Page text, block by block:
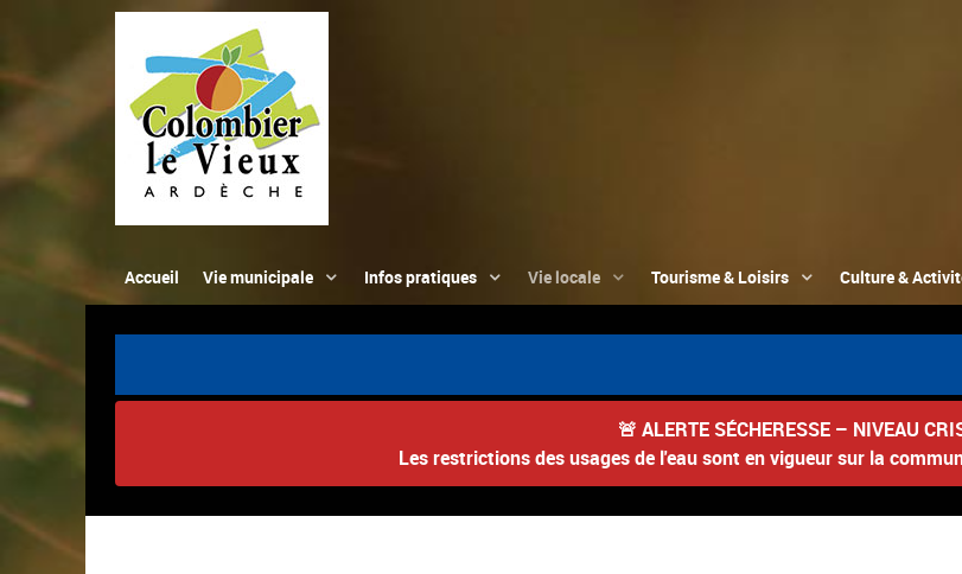
Accueil Vie municipale Infos pratiques Vie locale Tourisme & Loisirs Culture &
🚨 ALERTE SÉCHERESSE – NIVEAU
Les restrictions des usages de l'eau sont en vigueur sur la